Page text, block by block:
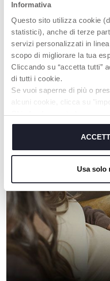
Informativa
Questo sito utilizza cookie
statistici), anche di terze
servizi personalizzati in
scopo di migliorare la tua
Cliccando su “accetta tutti”
di tutti i cookie.
Se vuoi saperne di più o
alcuni cookie, clicca su
Chiudendo questo banner
cookie tecnici,
Usa solo
+ FARBEN
Weathy die Wolke